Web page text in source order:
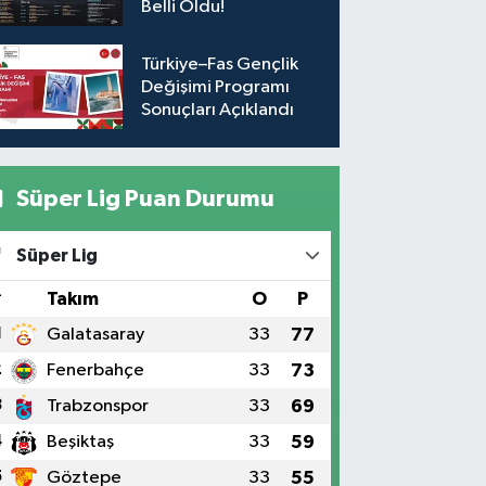
Belli Oldu!
Türkiye–Fas Gençlik
Değişimi Programı
Sonuçları Açıklandı
Süper Lig Puan Durumu
Süper Lig
Takım O P
Galatasaray 33 77
Fenerbahçe 33 73
Trabzonspor 33 69
Beşiktaş 33 59
Göztepe 33 55